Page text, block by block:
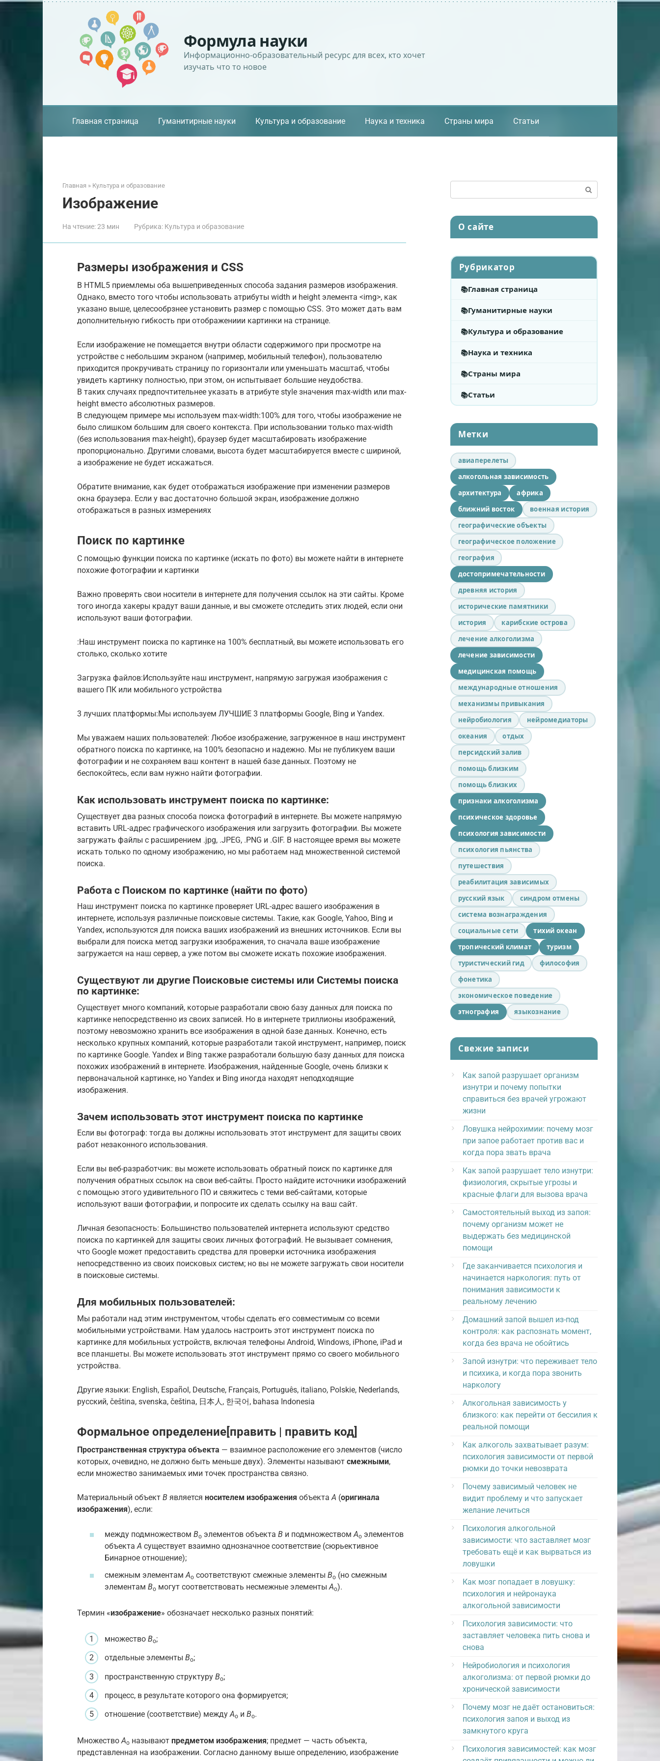
Перейти
Формула науки
Информационно-образовательный ресурс для всех, кто хочет
изучать что то новое
Главная страница Гуманитирные науки Культура и образование Наука и техника Страны мира Статьи
Главная » Культура и образование
Изображение
На чтение:23 мин Рубрика: Культура и образование
Размеры изображения и CSS
В HTML5 приемлемы оба вышеприведенных способа задания размеров изображения.
Однако, вместо того чтобы использовать атрибуты width и height элемента <img>, как
указано выше, целесообрзнее установить размер с помощью CSS. Это может дать вам
дополнительную гибкость при отображениии картинки на странице.
Если изображение не помещается внутри области содержимого при просмотре на
устройстве с небольшим экраном (например, мобильный телефон), пользователю
приходится прокручивать страницу по горизонтали или уменьшать масштаб, чтобы
увидеть картинку полностью, при этом, он испытывает большие неудобства.
В таких случаях предпочтительнее указать в атрибуте style значения max-width или max-
height вместо абсолютных размеров.
В следующем примере мы используем max-width:100% для того, чтобы изображение не
было слишком большим для своего контекста. При использовании только max-width
(без использования max-height), браузер будет масштабировать изображение
пропорционально. Другими словами, высота будет масштабируется вместе с шириной,
а изображение не будет искажаться.
Обратите внимание, как будет отображаться изображение при изменении размеров
окна браузера. Если у вас достаточно большой экран, изображение должно
отображаться в разных измерениях
Поиск по картинке
С помощью функции поиска по картинке (искать по фото) вы можете найти в интернете
похожие фотографии и картинки
Важно проверять свои носители в интернете для получения ссылок на эти сайты. Кроме
того иногда хакеры крадут ваши данные, и вы сможете отследить этих людей, если они
используют ваши фотографии.
:Наш инструмент поиска по картинке на 100% бесплатный, вы можете использовать его
столько, сколько хотите
Загрузка файлов:Используйте наш инструмент, напрямую загружая изображения с
вашего ПК или мобильного устройства
3 лучших платформы:Мы используем ЛУЧШИЕ 3 платформы Google, Bing и Yandex.
Мы уважаем наших пользователей: Любое изображение, загруженное в наш инструмент
обратного поиска по картинке, на 100% безопасно и надежно. Мы не публикуем ваши
фотографии и не сохраняем ваш контент в нашей базе данных. Поэтому не
беспокойтесь, если вам нужно найти фотографии.
Как использовать инструмент поиска по картинке:
Существует два разных способа поиска фотографий в интернете. Вы можете напрямую
вставить URL-адрес графического изображения или загрузить фотографии. Вы можете
загружать файлы с расширением .jpg, .JPEG, .PNG и .GIF. В настоящее время вы можете
искать только по одному изображению, но мы работаем над множественной системой
поиска.
Работа с Поиском по картинке (найти по фото)
Наш инструмент поиска по картинке проверяет URL-адрес вашего изображения в
интернете, используя различные поисковые системы. Такие, как Google, Yahoo, Bing и
Yandex, используются для поиска ваших изображений из внешних источников. Если вы
выбрали для поиска метод загрузки изображения, то сначала ваше изображение
загружается на наш сервер, а уже потом вы сможете искать похожие изображения.
Существуют ли другие Поисковые системы или Системы поиска
по картинке:
Существует много компаний, которые разработали свою базу данных для поиска по
картинке непосредственно из своих записей. Но в интернете триллионы изображений,
поэтому невозможно хранить все изображения в одной базе данных. Конечно, есть
несколько крупных компаний, которые разработали такой инструмент, например, поиск
по картинке Google. Yandex и Bing также разработали большую базу данных для поиска
похожих изображений в интернете. Изображения, найденные Google, очень близки к
первоначальной картинке, но Yandex и Bing иногда находят неподходящие
изображения.
Зачем использовать этот инструмент поиска по картинке
Если вы фотограф: тогда вы должны использовать этот инструмент для защиты своих
работ незаконного использования.
Если вы веб-разработчик: вы можете использовать обратный поиск по картинке для
получения обратных ссылок на свои веб-сайты. Просто найдите источники изображений
с помощью этого удивительного ПО и свяжитесь с теми веб-сайтами, которые
используют ваши фотографии, и попросите их сделать ссылку на ваш сайт.
Личная безопасность: Большинство пользователей интернета используют средство
поиска по картинкей для защиты своих личных фотографий. Не вызывает сомнения,
что Google может предоставить средства для проверки источника изображения
непосредственно из своих поисковых систем; но вы не можете загружать свои носители
в поисковые системы.
Для мобильных пользователей:
Мы работали над этим инструментом, чтобы сделать его совместимым со всеми
мобильными устройствами. Нам удалось настроить этот инструмент поиска по
картинке для мобильных устройств, включая телефоны Android, Windows, iPhone, iPad и
все планшеты. Вы можете использовать этот инструмент прямо со своего мобильного
устройства.
Другие языки: English, Español, Deutsche, Français, Português, italiano, Polskie, Nederlands,
русский, čeština, svenska, čeština, 日本人, 한국어, bahasa Indonesia
Формальное определение[править | править код]
Пространственная структура объекта — взаимное расположение его элементов (число
которых, очевидно, не должно быть меньше двух). Элементы называют смежными,
если множество занимаемых ими точек пространства связно.
Материальный объект B является носителем изображения объектаA (оригинала
изображения), если:
между подмножеством Bo элементов объекта B и подмножествомAo элементов
объектаA существует взаимно однозначное соответствие (сюрьективное
Бинарное отношение);
смежным элементамAo соответствуют смежные элементы Bo (но смежным
элементам Bo могут соответствовать несмежные элементыAo).
Термин «изображение» обозначает несколько разных понятий:
множество Bo;
отдельные элементы Bo;
пространственную структуру Bo;
процесс, в результате которого она формируется;
отношение (соответствие) междуAo и Bo.
Множество Ao называют предметом изображения; предмет — часть объекта,
представленная на изображении. Согласно данному выше определению, изображение
О сайте
Рубрикатор
Главная страница
Гуманитирные науки
Культура и образование
Наука и техника
Страны мира
Статьи
Метки
авиаперелеты
алкогольная зависимость
архитектура
африка
ближний восток
военная история
географические объекты
географическое положение
география
достопримечательности
древняя история
исторические памятники
история
карибские острова
лечение алкоголизма
лечение зависимости
медицинская помощь
международные отношения
механизмы привыкания
нейробиология
нейромедиаторы
океания
отдых
персидский залив
помощь близким
помощь близких
признаки алкоголизма
психическое здоровье
психология зависимости
психология пьянства
путешествия
реабилитация зависимых
русский язык
синдром отмены
система вознаграждения
социальные сети
тихий океан
тропический климат
туризм
туристический гид
философия
фонетика
экономическое поведение
этнография
языкознание
Свежие записи
Как запой разрушает организм
изнутри и почему попытки
справиться без врачей угрожают
жизни
Ловушка нейрохимии: почему мозг
при запое работает против вас и
когда пора звать врача
Как запой разрушает тело изнутри:
физиология, скрытые угрозы и
красные флаги для вызова врача
Самостоятельный выход из запоя:
почему организм может не
выдержать без медицинской
помощи
Где заканчивается психология и
начинается наркология: путь от
понимания зависимости к
реальному лечению
Домашний запой вышел из-под
контроля: как распознать момент,
когда без врача не обойтись
Запой изнутри: что переживает тело
и психика, и когда пора звонить
наркологу
Алкогольная зависимость у
близкого: как перейти от бессилия к
реальной помощи
Как алкоголь захватывает разум:
психология зависимости от первой
рюмки до точки невозврата
Почему зависимый человек не
видит проблему и что запускает
желание лечиться
Психология алкогольной
зависимости: что заставляет мозг
требовать ещё и как вырваться из
ловушки
Как мозг попадает в ловушку:
психология и нейронаука
алкогольной зависимости
Психология зависимости: что
заставляет человека пить снова и
снова
Нейробиология и психология
алкоголизма: от первой рюмки до
хронической зависимости
Почему мозг не даёт остановиться:
психология запоя и выход из
замкнутого круга
Психология зависимостей: как мозг